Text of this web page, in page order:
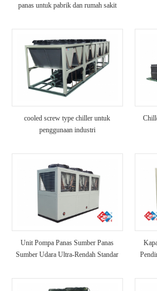
panas untuk pabrik dan rumah sakit
cooled screw type chiller untuk
penggunaan industri
Unit Pompa Panas Sumber Panas
Sumber Udara Ultra-Rendah Standar